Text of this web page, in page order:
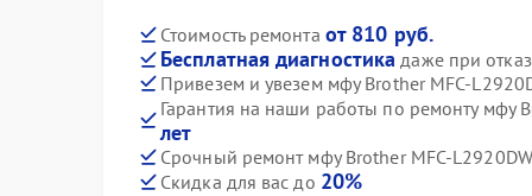
Стоимость ремонта от 810 руб.
Бесплатная диагностика даже при
Привезем и увезем мфу Brother MFC-
Гарантия на наши работы по ремонту мфу
лет
Срочный ремонт мфу Brother MFC-
Скидка для вас до 20%